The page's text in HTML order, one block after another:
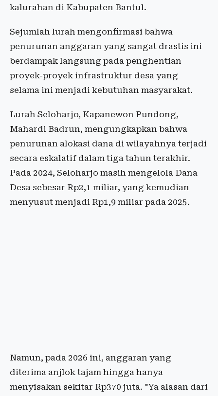
kalurahan di Kabupaten Bantul.
Sejumlah lurah mengonfirmasi bahwa
penurunan anggaran yang sangat drastis ini
berdampak langsung pada penghentian
proyek-proyek infrastruktur desa yang
selama ini menjadi kebutuhan masyarakat.
Lurah Seloharjo, Kapanewon Pundong,
Mahardi Badrun, mengungkapkan bahwa
penurunan alokasi dana di wilayahnya terjadi
secara eskalatif dalam tiga tahun terakhir.
Pada 2024, Seloharjo masih mengelola Dana
Desa sebesar Rp2,1 miliar, yang kemudian
menyusut menjadi Rp1,9 miliar pada 2025.
Namun, pada 2026 ini, anggaran yang
diterima anjlok tajam hingga hanya
menyisakan sekitar Rp370 juta. "Ya alasan dari